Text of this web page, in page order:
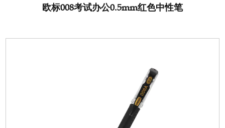
欧标008考试办公0.5mm红色中性笔